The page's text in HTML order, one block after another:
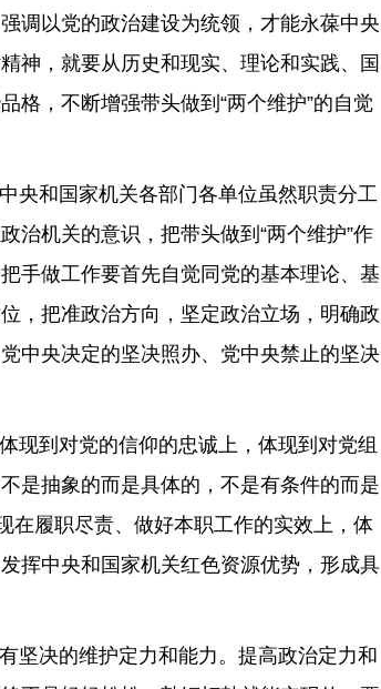
调以党的政治建设为统领，才能永葆中央
神，就要从历史和现实、理论和实践、国
格，不断增强带头做到“两个维护”的自觉
和国家机关各部门各单位虽然职责分工
治机关的意识，把带头做到“两个维护”作
手做工作要首先自觉同党的基本理论、基
，把准政治方向，坚定政治立场，明确政
中央决定的坚决照办、党中央禁止的坚决
到对党的信仰的忠诚上，体现到对党组
是抽象的而是具体的，不是有条件的而是
在履职尽责、做好本职工作的实效上，体
挥中央和国家机关红色资源优势，形成具
决的维护定力和能力。提高政治定力和